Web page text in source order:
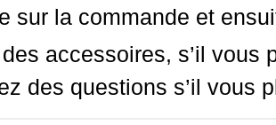
sur la commande et
accessoires, s’il
des questions s’il vous